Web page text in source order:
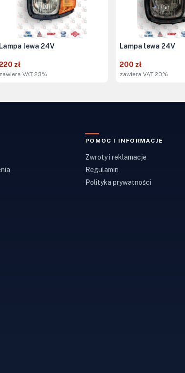
Lampa lewa 24V
zł
zawiera VAT 23%
Lampa lewa 24V
200 zł
zawiera VAT 23%
POMOC I INFORMACJE
Zwroty i reklamacje
Regulamin
Polityka prywatności